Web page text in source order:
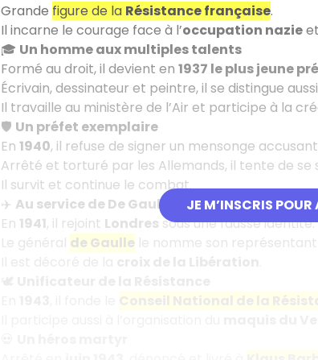
JE M’INSCRIS
Grande figure de la Résistance française.
Il incarne le courage face à l’occupation nazieet
🎓 Un homme aux multiples talents
Formé au droit, il devient en 1937 le plus jeune
Écrivain, dessinateur et peintre, il se distingue
Il travaille au ministère de l’Air et participe à la
🛡️ Un préfet exemplaire
En 1940, il refuse de signer un mensonge
Arrêté et torturé par les Allemands, il tente de se
Il survit et continue le combat.
✈️ Au service de De Gaulle
En 1941, il rejoint Londres sous une fausse identité.
Le général de Gaulle le nomme son